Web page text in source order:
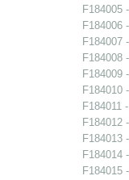
F184005
F184006
F184007
F184008
F184009
F184010
F184011
F184012
F184013
F184014
F184015